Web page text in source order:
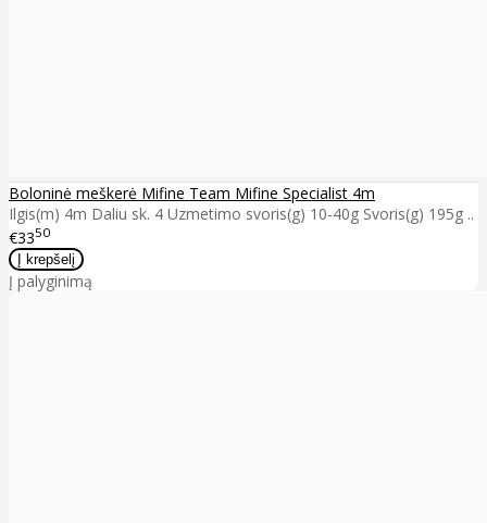
Boloninė meškerė Mifine Team Mifine Specialist 4m
Ilgis(m) 4m Daliu sk. 4 Uzmetimo svoris(g) 10-40g Svoris(g) 195g ..
€3350
Į palyginimą